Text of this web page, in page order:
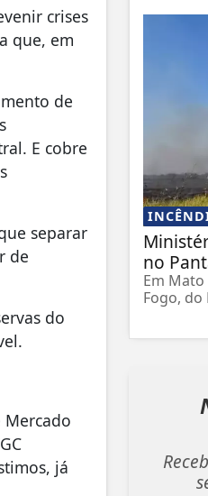
crises
que, em
de
E cobre
separar
de
do
já
no
Em
Fogo,